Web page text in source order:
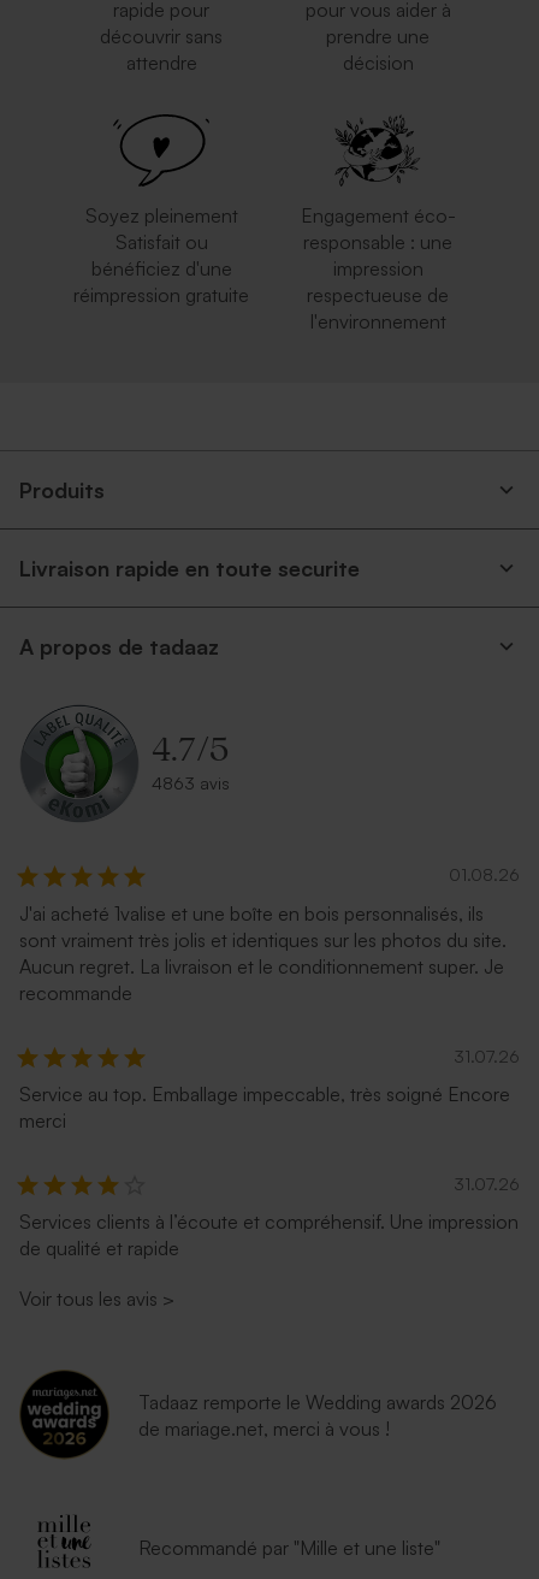
rapide pour
découvrir sans
attendre
pour vous aider à
prendre une
décision
Soyez pleinement
Satisfait ou
bénéficiez d'une
réimpression gratuite
Engagement éco-
responsable : une
impression
respectueuse de
l'environnement
Produits
Livraison rapide en toute securite
A propos de tadaaz
4.7/5
4863 avis
01.08.26
J'ai acheté 1valise et une boîte en bois personnalisés, ils
sont vraiment très jolis et identiques sur les photos du site.
Aucun regret. La livraison et le conditionnement super. Je
recommande
31.07.26
Service au top. Emballage impeccable, très soigné Encore
merci
31.07.26
Services clients à l’écoute et compréhensif. Une impression
de qualité et rapide
Voir tous les avis >
Tadaaz remporte le Wedding awards 2026
de mariage.net, merci à vous !
Recommandé par "Mille et une liste"